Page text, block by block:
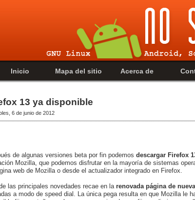
Inicio Mapa del sitio Acerca de
13 ya disponible
6 de junio de 2012
de algunas versiones beta por fin podemos descargar Firefox
Mozilla, que podemos disfrutar en la mayoría de sistemas
web de Mozilla o desde el actualizador integrado en Firefox.
las principales novedades recae en la renovada página de
a modo de speed dial. La única pega resulta en que Mozilla le